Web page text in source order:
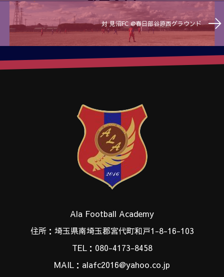
対 見沼FC @春日部谷原西グラウンド
Ala Football Academy
住所：埼玉県南埼玉郡宮代町和戸1-8-16-103
TEL：080-4173-8458
MAIL：alafc2016@yahoo.co.jp